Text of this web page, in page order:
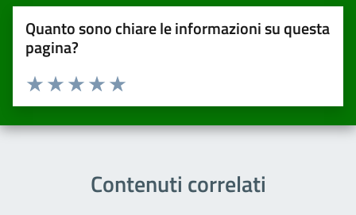
Quanto sono chiare le informazioni su questa
pagina?
Valuta da 1 a 5 stelle la pagina
Valuta 5 stelle su 5
Valuta 4 stelle su 5
Valuta 3 stelle su 5
Valuta 2 stelle su 5
Valuta una stella su 5
Contenuti correlati